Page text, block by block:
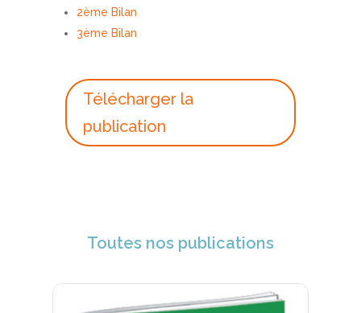
2ème Bilan
3ème Bilan
Télécharger la
publication
Toutes nos publications